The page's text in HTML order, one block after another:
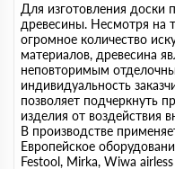
Для изготовления
древесины. Несмотря на
огромное количество
материалов, древесина
неповторимым
индивидуальность
позволяет подчеркнуть
изделия от воздействия
В производстве
Европейское
Festool, Mirka, Wiwa